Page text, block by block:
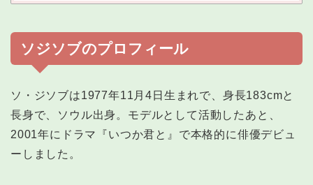
ソジソブのプロフィール
ソ・ジソブは1977年11月4日生まれで、身長183cmと
長身で、ソウル出身。モデルとして活動したあと、
2001年にドラマ『いつか君と』で本格的に俳優デビュ
ーしました。